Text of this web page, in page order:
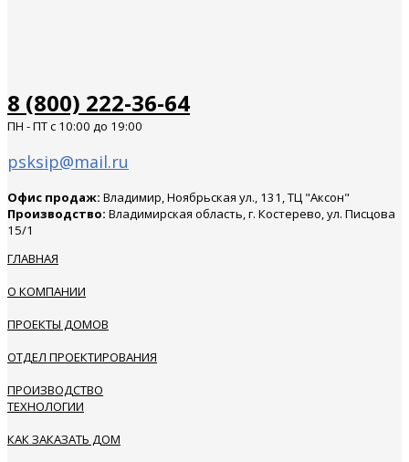
8 (800) 222-36-64
ПН - ПТ с 10:00 до 19:00
psksip@mail.ru
Офис продаж: Владимир, Ноябрьская ул., 131, ТЦ "Аксон"
Производство: Владимирская область, г. Костерево, ул. Писцова
15/1
ГЛАВНАЯ
О КОМПАНИИ
ПРОЕКТЫ ДОМОВ
ОТДЕЛ ПРОЕКТИРОВАНИЯ
ПРОИЗВОДСТВО
ТЕХНОЛОГИИ
КАК ЗАКАЗАТЬ ДОМ